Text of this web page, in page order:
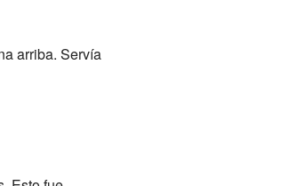
arriba. Servía